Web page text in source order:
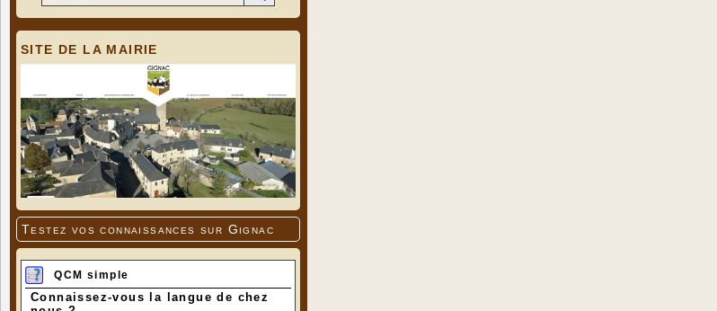
SITE DE LA MAIRIE
Testez vos connaissances sur Gignac
QCM simple
Connaissez-vous la langue de chez